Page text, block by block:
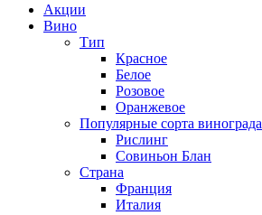
Акции
Вино
Тип
Красное
Белое
Розовое
Оранжевое
Популярные сорта винограда
Рислинг
Совиньон Блан
Страна
Франция
Италия